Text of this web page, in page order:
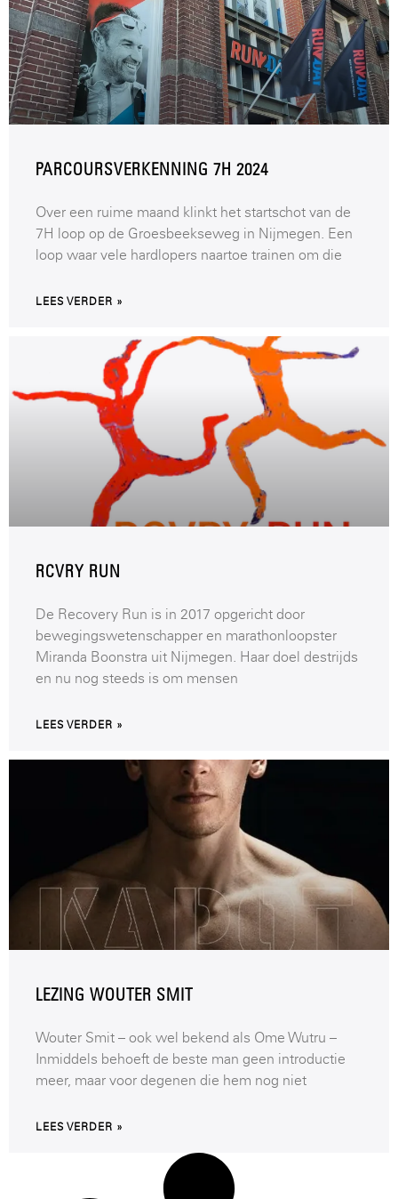
PARCOURSVERKENNING 7H 2024
Over een ruime maand klinkt het startschot van de
7H loop op de Groesbeekseweg in Nijmegen. Een
loop waar vele hardlopers naartoe trainen om die
LEES VERDER »
RCVRY RUN
De Recovery Run is in 2017 opgericht door
bewegingswetenschapper en marathonloopster
Miranda Boonstra uit Nijmegen. Haar doel destrijds
en nu nog steeds is om mensen
LEES VERDER »
LEZING WOUTER SMIT
Wouter Smit – ook wel bekend als Ome Wutru –
Inmiddels behoeft de beste man geen introductie
meer, maar voor degenen die hem nog niet
LEES VERDER »